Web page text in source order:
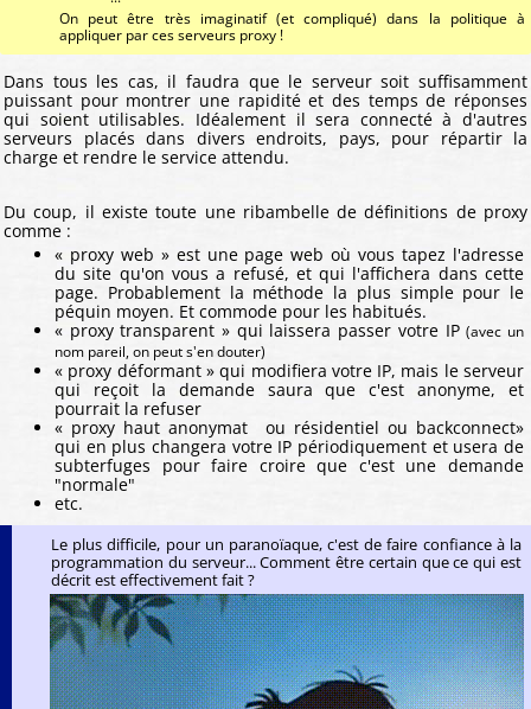
On peut être très imaginatif (et compliqué) dans la politique à
appliquer par ces serveurs proxy !
Dans tous les cas, il faudra que le serveur soit suffisamment
puissant pour montrer une rapidité et des temps de réponses
qui soient utilisables. Idéalement il sera connecté à d'autres
serveurs placés dans divers endroits, pays, pour répartir la
charge et rendre le service attendu.
Du coup, il existe toute une ribambelle de définitions de proxy
comme :
« proxy web » est une page web où vous tapez l'adresse
du site qu'on vous a refusé, et qui l'affichera dans cette
page. Probablement la méthode la plus simple pour le
péquin moyen. Et commode pour les habitués.
« proxy transparent » qui laissera passer votre IP(avec un
nom pareil, on peut s'en douter)
« proxy déformant » qui modifiera votre IP, mais le serveur
qui reçoit la demande saura que c'est anonyme, et
pourrait la refuser
« proxy haut anonymat ou résidentiel ou backconnect»
qui en plus changera votre IP périodiquement et usera de
subterfuges pour faire croire que c'est une demande
"normale"
etc.
Le plus difficile, pour un paranoïaque, c'est de faire confiance à la
programmation du serveur... Comment être certain que ce qui est
décrit est effectivement fait ?